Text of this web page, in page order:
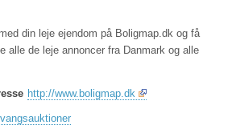
din leje ejendom på Boligmap.dk og få
alle de leje annoncer fra Danmark og alle
http://www.boligmap.dk